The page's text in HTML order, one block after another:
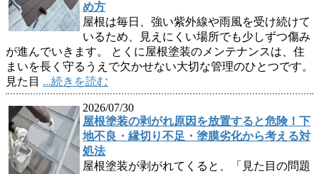
め方
屋根は毎日、強い紫外線や雨風を受け続けて
いるため、見えにくい場所でも少しずつ傷み
が進んでいきます。 とくに屋根塗装のメンテナンスは、住
まいを長く守るうえで欠かせない大切な管理のひとつです。
見た目 ...続きを読む
2026/07/30
屋根塗装の剥がれ原因を放置すると危険！下
地不良・縁切り不足・塗膜劣化から考える対
処法
屋根塗装が剥がれてくると、「見た目の問題